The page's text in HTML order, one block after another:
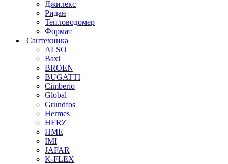
Джилекс
Ридан
Тепловодомер
Формат
Сантехника
ALSO
Baxi
BROEN
BUGATTI
Cimberio
Global
Grundfos
Hermes
HERZ
HME
IMI
JAFAR
K-FLEX